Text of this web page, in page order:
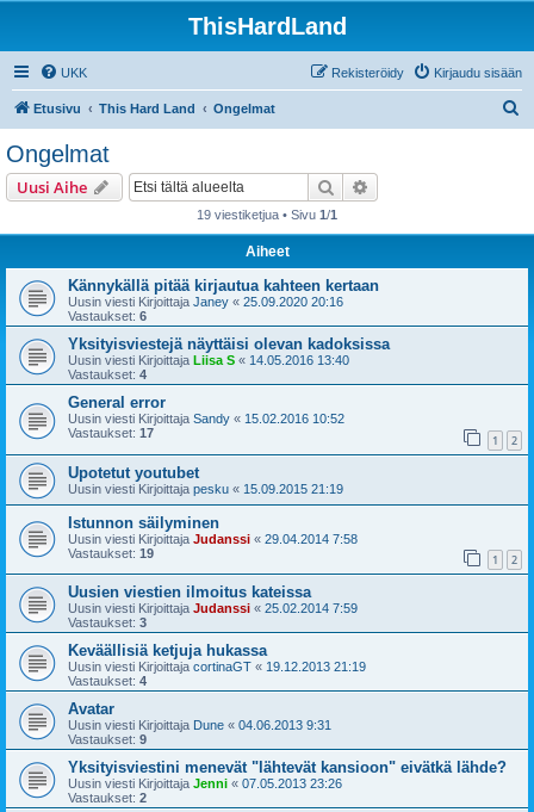
ThisHardLand
UKK Kirjaudu sisään
Rekisteröidy
Etusivu This Hard Land Ongelmat
Ongelmat
Uusi Aihe Etsi
19 viestiketjua • Sivu 1/1
Aiheet
Kännykällä pitää kirjautua kahteen kertaan
Uusin viesti Kirjoittaja Janey « 25.09.2020 20:16
Vastaukset: 6
Yksityisviestejä näyttäisi olevan kadoksissa
Uusin viesti Kirjoittaja Liisa S « 14.05.2016 13:40
Vastaukset: 4
General error
Uusin viesti Kirjoittaja Sandy « 15.02.2016 10:52
Vastaukset: 17 1 2
Upotetut youtubet
Uusin viesti Kirjoittaja pesku « 15.09.2015 21:19
Istunnon säilyminen
Uusin viesti Kirjoittaja Judanssi « 29.04.2014 7:58
Vastaukset: 19 1 2
Uusien viestien ilmoitus kateissa
Uusin viesti Kirjoittaja Judanssi « 25.02.2014 7:59
Vastaukset: 3
Keväällisiä ketjuja hukassa
Uusin viesti Kirjoittaja cortinaGT « 19.12.2013 21:19
Vastaukset: 4
Avatar
Uusin viesti Kirjoittaja Dune « 04.06.2013 9:31
Vastaukset: 9
Yksityisviestini menevät "lähtevät kansioon" eivätkä lähde?
Uusin viesti Kirjoittaja Jenni « 07.05.2013 23:26
Vastaukset: 2